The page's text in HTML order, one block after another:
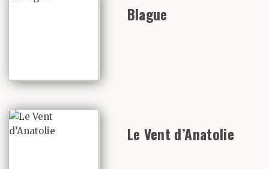
Blague
Le Vent d’Anatolie